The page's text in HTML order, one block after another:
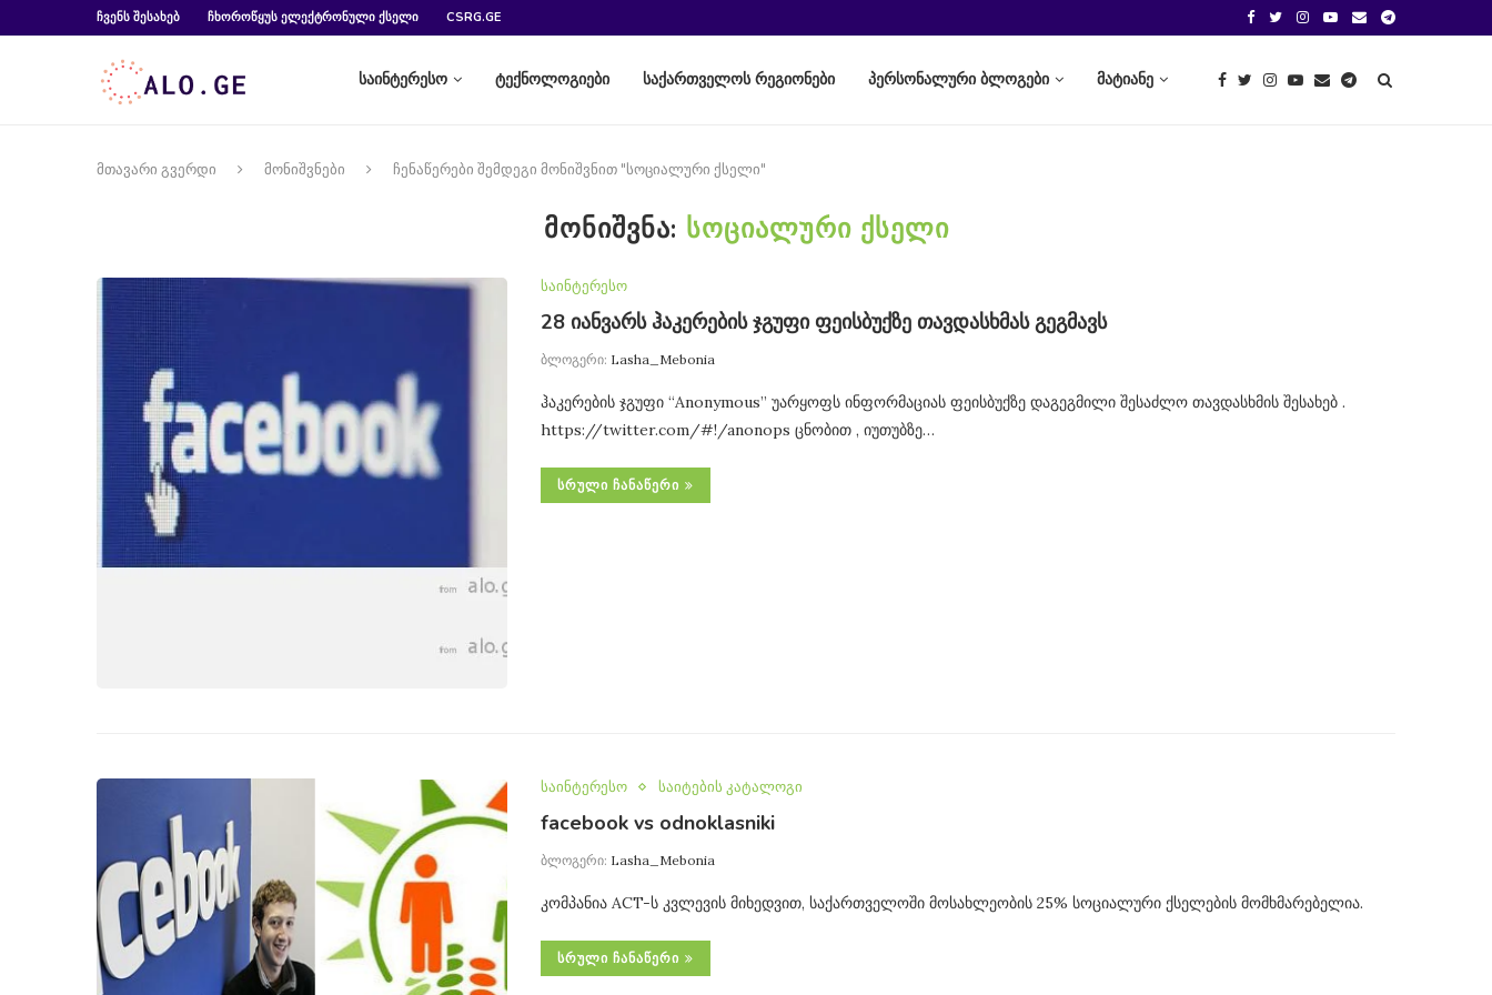
ᲩᲕᲔᲜᲡ ᲨᲔᲡᲐᲮᲔᲑ ᲩᲮᲝᲠᲝᲬᲧᲣᲡ ᲔᲚᲔᲥᲢᲠᲝᲜᲣᲚᲘ ᲥᲡᲔᲚᲘ CSRG.GE
საინტერესო ტექნოლოგიები საქართველოს რეგიონები პერსონალური ბლოგები მატიანე
მთავარი გვერდი მონიშვნები ჩენაწერები შემდეგი მონიშვნით "სოციალური ქსელი"
ᲛᲝᲜᲘᲨᲕᲜᲐ: ᲡᲝᲪᲘᲐᲚᲣᲠᲘ ᲥᲡᲔᲚᲘ
საინტერესო
28 იანვარს ჰაკერების ჯგუფი ფეისბუქზე თავდასხმას გეგმავს
ბლოგერი: Lasha_Mebonia
ჰაკერების ჯგუფი “Anonymous” უარყოფს ინფორმაციას ფეისბუქზე დაგეგმილი შესაძლო თავდასხმის შესახებ .
https://twitter.com/#!/anonops ცნობით , იუთუბზე…
ᲡᲠᲣᲚᲘ ᲩᲐᲜᲐᲬᲔᲠᲘ
საინტერესო საიტების კატალოგი
facebook vs odnoklasniki
ბლოგერი: Lasha_Mebonia
კომპანია ACT-ს კვლევის მიხედვით, საქართველოში მოსახლეობის 25% სოციალური ქსელების მომხმარებელია.
ᲡᲠᲣᲚᲘ ᲩᲐᲜᲐᲬᲔᲠᲘ